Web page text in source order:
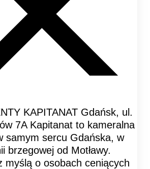
KAPITANAT Gdańsk, ul.
7A Kapitanat to kameralna
samym sercu Gdańska, w
brzegowej od Motławy.
myślą o osobach ceniących